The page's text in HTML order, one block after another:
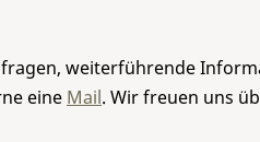
weiterführende
eine Mail. Wir freuen uns